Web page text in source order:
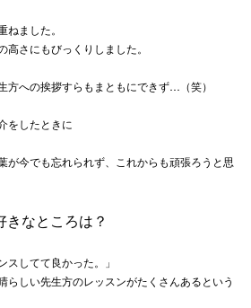
ました。
さにもびっくりしました。
方への挨拶すらもまともにできず…（笑）
をしたときに
今でも忘れられず、
これからも頑張ろうと思
なところは？
スしてて良かった。」
らしい先生方のレッスンがたくさんあるという